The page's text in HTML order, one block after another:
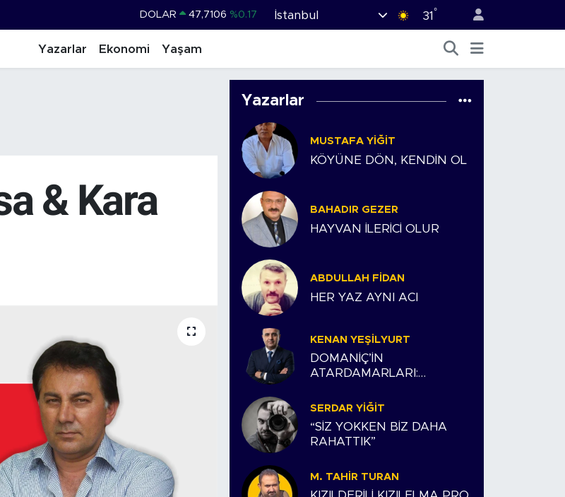
DOLAR 47,7106 %0.17
STERLİN 64,4046 %0.35
%1.2
İstanbul 31 °
Yazarlar Ekonomi Yaşam
& Kara
Yazarlar
MUSTAFA YIĞIT
KÖYÜNE DÖN, KENDİN OL
BAHADIR GEZER
HAYVAN İLERİCİ OLUR
ABDULLAH FIDAN
HER YAZ AYNI ACI
KENAN YEŞILYURT
DOMANİÇ’İN
ATARDAMARLARI:
HİKAYEMİZ
SERDAR YIĞIT
“SİZ YOKKEN BİZ DAHA
RAHATTIK”
M. TAHIR TURAN